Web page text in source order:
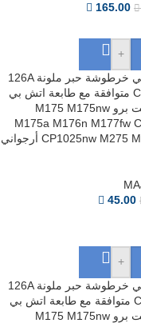
165.00
+
ماجيستي خرطوشة حبر ملونة 126A
CE313A متوافقة مع طابعة اتش بي
ليزر جيت برو M175 M175nw
M175a M176n M177fw
CP1025nw M275 M275nw أرجواني
45.00
+
ماجيستي خرطوشة حبر ملونة 126A
CE311A متوافقة مع طابعة اتش بي
ليزر جيت برو M175 M175nw